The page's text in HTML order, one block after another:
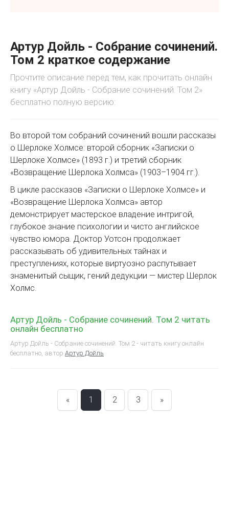
Артур Дойль - Собрание сочинений.
Том 2 краткое содержание
Прочтите описание перед тем, как прочитать онлайн
книгу «Артур Дойль - Собрание сочинений. Том 2»
бесплатно полную версию:
Во второй том собраний сочинений вошли рассказы
о Шерлоке Холмсе: второй сборник «Записки о
Шерлоке Холмсе» (1893 г.) и третий сборник
«Возвращение Шерлока Холмса» (1903–1904 гг.).
В цикле рассказов «Записки о Шерлоке Холмсе» и
«Возвращение Шерлока Холмса» автор
демонстрирует мастерское владение интригой,
глубокое знание психологии и чисто английское
чувство юмора. Доктор Уотсон продолжает
рассказывать об удивительных тайнах и
преступлениях, которые виртуозно распутывает
знаменитый сыщик, гений дедукции — мистер Шерлок
Холмс.
Артур Дойль - Собрание сочинений. Том 2 читать
онлайн бесплатно
Артур Дойль - Собрание сочинений. Том 2 - читать книгу онлайн
бесплатно, автор Артур Дойль
« 1 2 3 »